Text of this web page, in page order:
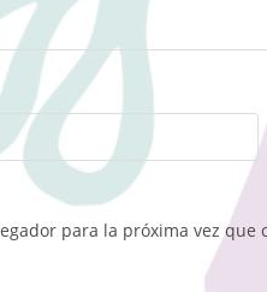
para la próxima vez que